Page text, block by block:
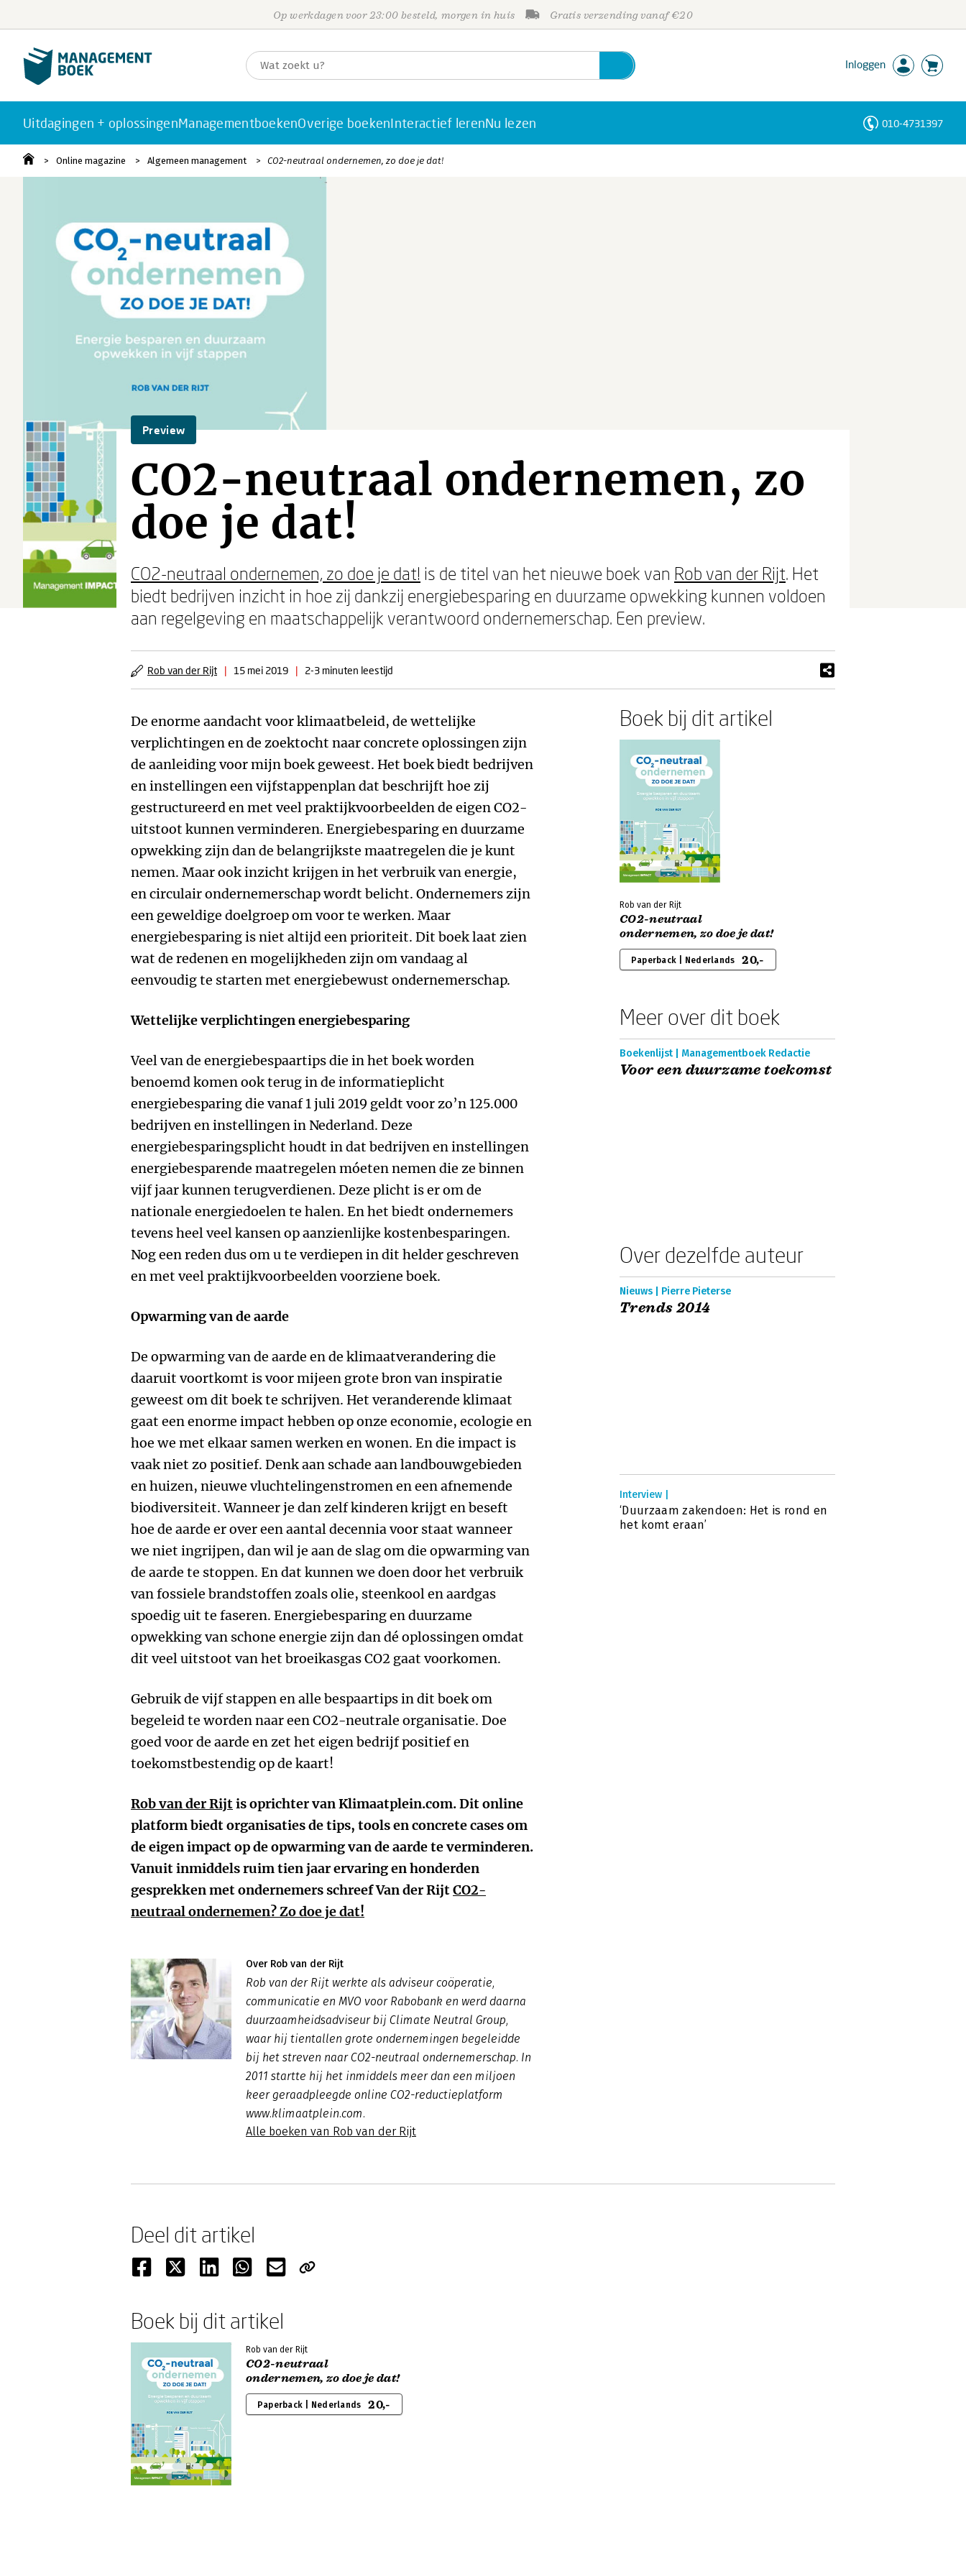
Op werkdagen voor 23:00 besteld, morgen in huis Gratis verzending vanaf €20
Inloggen
Uitdagingen + oplossingenManagementboekenOverige boekenInteractief lerenNu lezen 010-4731397
Online magazine Algemeen management CO2-neutraal ondernemen, zo doe je dat!
Preview
CO2-neutraal ondernemen, zo
doe je dat!
CO2-neutraal ondernemen, zo doe je dat! is de titel van het nieuwe boek van Rob van der Rijt. Het
biedt bedrijven inzicht in hoe zij dankzij energiebesparing en duurzame opwekking kunnen voldoen
aan regelgeving en maatschappelijk verantwoord ondernemerschap. Een preview.
Rob van der Rijt | 15 mei 2019 | 2-3 minuten leestijd
De enorme aandacht voor klimaatbeleid, de wettelijke
verplichtingen en de zoektocht naar concrete oplossingen zijn
de aanleiding voor mijn boek geweest. Het boek biedt bedrijven
en instellingen een vijfstappenplan dat beschrijft hoe zij
gestructureerd en met veel praktijkvoorbeelden de eigen CO2-
uitstoot kunnen verminderen. Energiebesparing en duurzame
opwekking zijn dan de belangrijkste maatregelen die je kunt
nemen. Maar ook inzicht krijgen in het verbruik van energie,
en circulair ondernemerschap wordt belicht. Ondernemers zijn
een geweldige doelgroep om voor te werken. Maar
energiebesparing is niet altijd een prioriteit. Dit boek laat zien
wat de redenen en mogelijkheden zijn om vandaag al
eenvoudig te starten met energiebewust ondernemerschap.
Wettelijke verplichtingen energiebesparing
Veel van de energiebespaartips die in het boek worden
benoemd komen ook terug in de informatieplicht
energiebesparing die vanaf 1 juli 2019 geldt voor zo’n 125.000
bedrijven en instellingen in Nederland. Deze
energiebesparingsplicht houdt in dat bedrijven en instellingen
energiebesparende maatregelen móeten nemen die ze binnen
vijf jaar kunnen terugverdienen. Deze plicht is er om de
nationale energiedoelen te halen. En het biedt ondernemers
tevens heel veel kansen op aanzienlijke kostenbesparingen.
Nog een reden dus om u te verdiepen in dit helder geschreven
en met veel praktijkvoorbeelden voorziene boek.
Opwarming van de aarde
De opwarming van de aarde en de klimaatverandering die
daaruit voortkomt is voor mijeen grote bron van inspiratie
geweest om dit boek te schrijven. Het veranderende klimaat
gaat een enorme impact hebben op onze economie, ecologie en
hoe we met elkaar samen werken en wonen. En die impact is
vaak niet zo positief. Denk aan schade aan landbouwgebieden
en huizen, nieuwe vluchtelingenstromen en een afnemende
biodiversiteit. Wanneer je dan zelf kinderen krijgt en beseft
hoe de aarde er over een aantal decennia voor staat wanneer
we niet ingrijpen, dan wil je aan de slag om die opwarming van
de aarde te stoppen. En dat kunnen we doen door het verbruik
van fossiele brandstoffen zoals olie, steenkool en aardgas
spoedig uit te faseren. Energiebesparing en duurzame
opwekking van schone energie zijn dan dé oplossingen omdat
dit veel uitstoot van het broeikasgas CO2 gaat voorkomen.
Gebruik de vijf stappen en alle bespaartips in dit boek om
begeleid te worden naar een CO2-neutrale organisatie. Doe
goed voor de aarde en zet het eigen bedrijf positief en
toekomstbestendig op de kaart!
Rob van der Rijtis oprichter van Klimaatplein.com. Dit online
platform biedt organisaties de tips, tools en concrete cases om
de eigen impact op de opwarming van de aarde te verminderen.
Vanuit inmiddels ruim tien jaar ervaring en honderden
gesprekken met ondernemers schreef Van der RijtCO2-
neutraal ondernemen? Zo doe je dat!
Over Rob van der Rijt
Rob van der Rijt werkte als adviseur coöperatie,
communicatie en MVO voor Rabobank en werd daarna
duurzaamheidsadviseur bij Climate Neutral Group,
waar hij tientallen grote ondernemingen begeleidde
bij het streven naar CO2-neutraal ondernemerschap. In
2011 startte hij het inmiddels meer dan een miljoen
keer geraadpleegde online CO2-reductieplatform
www.klimaatplein.com.
Alle boeken van Rob van der Rijt
Boek bij dit artikel
Rob van der Rijt
CO2-neutraal
ondernemen, zo doe je dat!
Paperback | Nederlands 20,-
Meer over dit boek
Boekenlijst | Managementboek Redactie
Voor een duurzame toekomst
Over dezelfde auteur
Nieuws | Pierre Pieterse
Trends 2014
Interview |
‘Duurzaam zakendoen: Het is rond en
het komt eraan’
Deel dit artikel
Boek bij dit artikel
Rob van der Rijt
CO2-neutraal
ondernemen, zo doe je dat!
Paperback | Nederlands 20,-
Personen